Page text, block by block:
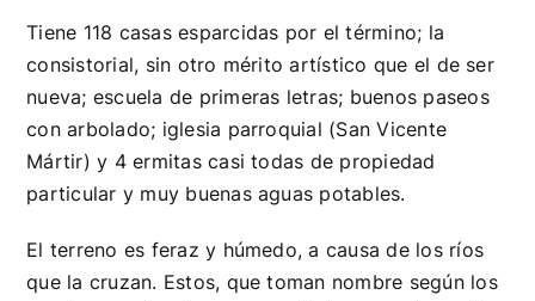
Tiene 118 casas esparcidas por el término; la
consistorial, sin otro mérito artístico que el de ser
nueva; escuela de primeras letras; buenos paseos
con arbolado; iglesia parroquial (San Vicente
Mártir) y 4 ermitas casi todas de propiedad
particular y muy buenas aguas potables.
El terreno es feraz y húmedo, a causa de los ríos
que la cruzan. Estos, que toman nombre según los